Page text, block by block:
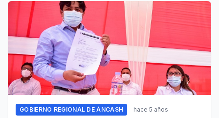
GOBIERNO REGIONAL DE ÁNCASH hace 5 años